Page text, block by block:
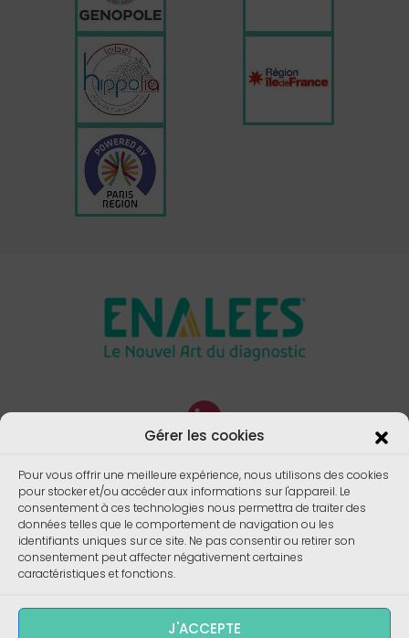
Gérer les cookies
Pour vous offrir une meilleure expérience, nous utilisons des cookies
pour stocker et/ou accéder aux informations sur l'appareil. Le
consentement à ces technologies nous permettra de traiter des
données telles que le comportement de navigation ou les
identifiants uniques sur ce site. Ne pas consentir ou retirer son
consentement peut affecter négativement certaines
caractéristiques et fonctions.
J'ACCEPTE